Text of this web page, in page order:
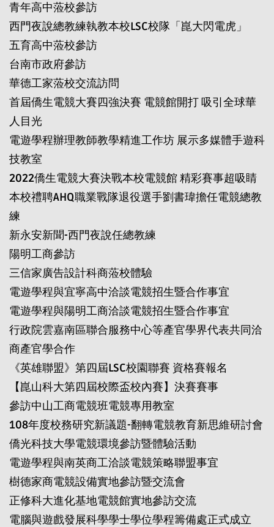
青年高中蒞校參訪
西門夜說總教練執教本校LSC校隊「崑大閃電虎」
五育高中蒞校參訪
台南市政府參訪
華德工家蒞校交流訪問
首屆僑生電競大賽四強決賽 電競館開打 吸引全球華
人目光
電遊學程辦理教師教學精進工作坊 展示多媒體手遊科
技教室
2022僑生電競大賽決戰本校電競館 精彩賽事超吸睛
本校禮聘AHQ職業戰隊退役選手劉書瑋擔任電競總教
練
新永安新聞-西門夜說任總教練
陽明工商參訪
三信家廣告設計科商蒞校體驗
電遊學程與宜寧高中洽談電競招生暨合作事宜
電遊學程與陽明工商洽談電競招生暨合作事宜
行政院雲嘉南區聯合服務中心等產官學界代表共同洽
商產官學合作
《英雄聯盟》第四屆LSC校園聯賽 資格賽報名
【崑山科大第四屆校際盃校內賽】決賽賽事
參訪中山工商電競班電競專用教室
108年度校務研究新議題-翻轉電競教育新思維研討會
僑光科技大學電競環境參訪暨體驗活動
電遊學程與南英商工洽談電競策略聯盟事宜
樹德家商電競設備實地參訪暨交流會
正修科大進化基地電競館實地參訪交流
電腦與遊戲發展科學學士學位學程籌備處正式成立